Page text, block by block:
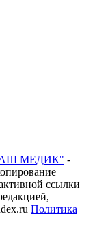
МЕДИК" -
ссылки
Политика